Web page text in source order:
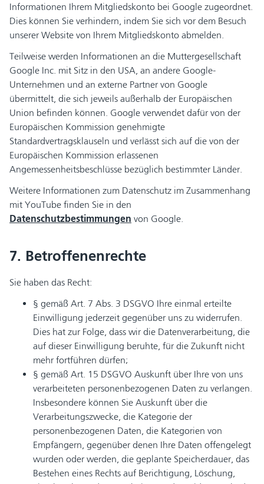
Informationen Ihrem Mitgliedskonto bei Google zugeordnet.
Dies können Sie verhindern, indem Sie sich vor dem Besuch
unserer Website von Ihrem Mitgliedskonto abmelden.
Teilweise werden Informationen an die Muttergesellschaft
Google Inc. mit Sitz in den USA, an andere Google-
Unternehmen und an externe Partner von Google
übermittelt, die sich jeweils außerhalb der Europäischen
Union befinden können. Google verwendet dafür von der
Europäischen Kommission genehmigte
Standardvertragsklauseln und verlässt sich auf die von der
Europäischen Kommission erlassenen
Angemessenheitsbeschlüsse bezüglich bestimmter Länder.
Weitere Informationen zum Datenschutz im Zusammenhang
mit YouTube finden Sie in den
Datenschutzbestimmungen von Google.
7. Betroffenenrechte
Sie haben das Recht:
§ gemäß Art. 7 Abs. 3 DSGVO Ihre einmal erteilte
Einwilligung jederzeit gegenüber uns zu widerrufen.
Dies hat zur Folge, dass wir die Datenverarbeitung, die
auf dieser Einwilligung beruhte, für die Zukunft nicht
mehr fortführen dürfen;
§ gemäß Art. 15 DSGVO Auskunft über Ihre von uns
verarbeiteten personenbezogenen Daten zu verlangen.
Insbesondere können Sie Auskunft über die
Verarbeitungszwecke, die Kategorie der
personenbezogenen Daten, die Kategorien von
Empfängern, gegenüber denen Ihre Daten offengelegt
wurden oder werden, die geplante Speicherdauer, das
Bestehen eines Rechts auf Berichtigung, Löschung,